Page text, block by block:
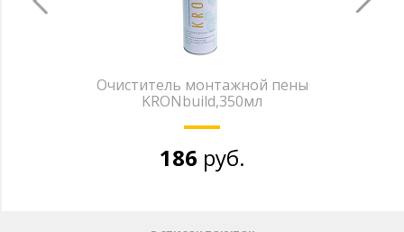
Очиститель монтажной пены
KRONbuild,350мл
186 руб.